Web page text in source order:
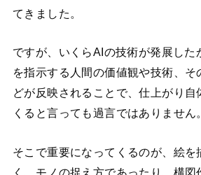
てきました。
ですが、いくらAIの技術が発展した
を指示する人間の価値観や技術、そ
どが反映されることで、仕上がり自
くると言っても過言ではありません。
そこで重要になってくるのが、絵を
く、モノの捉え方であったり、構